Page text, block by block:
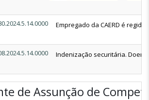
Empregado da CAERD é
Indenização securitária.
de Assunção de